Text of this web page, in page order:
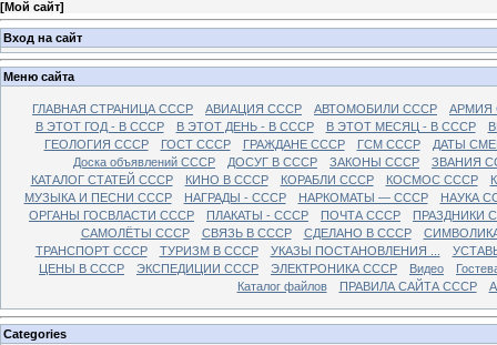
[Мой сайт]
Вход на сайт
Меню сайта
ГЛАВНАЯ СТРАНИЦА СССР АВИАЦИЯ СССР АВТОМОБИЛИ СССР
АРМИЯ
В ЭТОТ ГОД - В СССР
В ЭТОТ ДЕНЬ - В СССР В ЭТОТ МЕСЯЦ - В СССР
ГЕОЛОГИЯ СССР
ГОСТ СССР ГРАЖДАНЕ СССР ГСМ СССР
ДАТЫ
Доска объявлений СССР
ДОСУГ В СССР ЗАКОНЫ СССР
ЗВАНИЯ
КАТАЛОГ СТАТЕЙ СССР
КИНО В СССР КОРАБЛИ СССР КОСМОС СССР
МУЗЫКА И ПЕСНИ СССР
НАГРАДЫ - СССР НАРКОМАТЫ — СССР
НАУКА
ОРГАНЫ ГОСВЛАСТИ СССР
ПЛАКАТЫ - СССР ПОЧТА СССР
ПРАЗДНИКИ
САМОЛЁТЫ СССР
СВЯЗЬ В СССР СДЕЛАНО В СССР
ТРАНСПОРТ СССР
ТУРИЗМ В СССР УКАЗЫ ПОСТАНОВЛЕНИЯ ...
ЦЕНЫ В СССР
ЭКСПЕДИЦИИ СССР ЭЛЕКТРОНИКА СССР Видео
Каталог файлов
ПРАВИЛА САЙТА СССР
Categories